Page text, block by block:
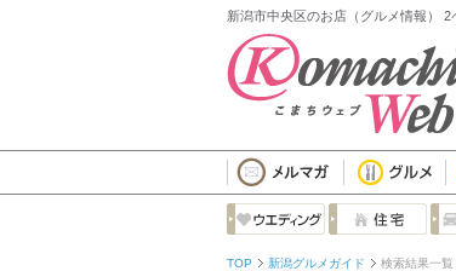
新潟市中央区のお店（グルメ情報） 2
TOP 新潟グルメガイド 検索結果一覧